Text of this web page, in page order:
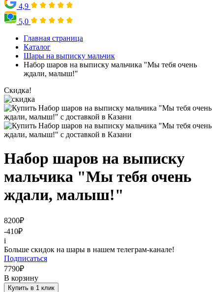
4,9
5,0
Главная страница
Каталог
Шары на выписку мальчик
Набор шаров на выписку мальчика "Мы тебя очень
ждали, малыш!"
Скидка!
Набор шаров на выписку
мальчика "Мы тебя очень
ждали, малыш!"
8200₽
-410₽
i
Больше скидок на шары в нашем телеграм-канале!
Подписаться
7790₽
В корзину
Купить в 1 клик